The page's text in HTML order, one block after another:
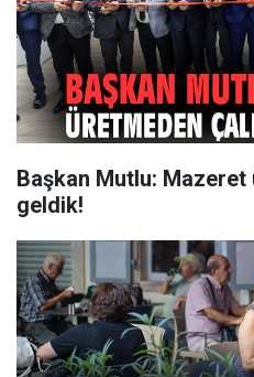
Başkan Mutlu: Mazeret
geldik!